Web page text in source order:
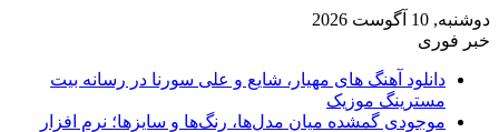
دوشنبه, 10 آگوست 2026
خبر فوری
دانلود آهنگ های مهیار، شایع و علی سورنا در رسانه بیت
مسترینگ موزیک
موجودی گمشده میان مدل‌ها، رنگ‌ها و سایزها؛ نرم افزار